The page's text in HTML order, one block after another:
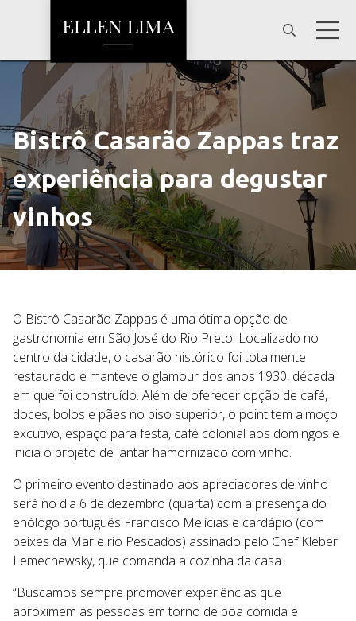
Bistrô Casarão Zappas traz
experiência para degustar
vinhos
O Bistrô Casarão Zappas é uma ótima opção de
gastronomia em São José do Rio Preto. Localizado no
centro da cidade, o casarão histórico foi totalmente
restaurado e manteve o glamour dos anos 1930, década
em que foi construído. Além de oferecer opção de café,
doces, bolos e pães no piso superior, o point tem almoço
excutivo, espaço para festa, café colonial aos domingos e
inicia o projeto de jantar hamornizado com vinho.
O primeiro evento destinado aos apreciadores de vinho
será no dia 6 de dezembro (quarta) com a presença do
enólogo português Francisco Melícias e cardápio (com
peixes da Mar e rio Pescados) assinado pelo Chef Kleber
Lemechewsky, que comanda a cozinha da casa.
“Buscamos sempre promover experiências que
aproximem as pessoas em torno de boa comida e